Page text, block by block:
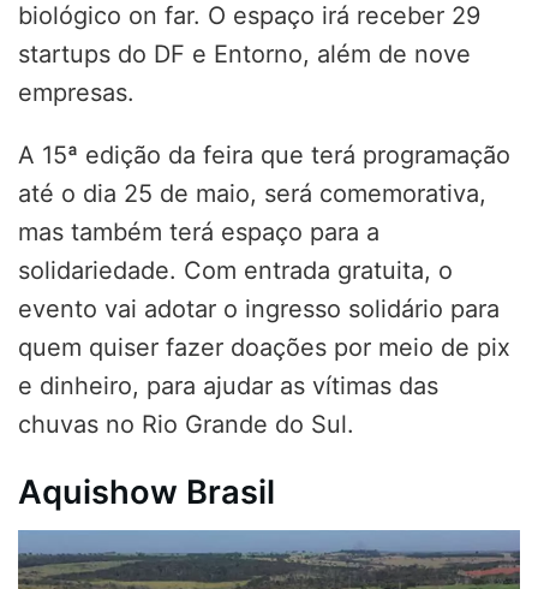
biológico on far. O espaço irá receber 29
startups do DF e Entorno, além de nove
empresas.
A 15ª edição da feira que terá programação
até o dia 25 de maio, será comemorativa,
mas também terá espaço para a
solidariedade. Com entrada gratuita, o
evento vai adotar o ingresso solidário para
quem quiser fazer doações por meio de pix
e dinheiro, para ajudar as vítimas das
chuvas no Rio Grande do Sul.
Aquishow Brasil